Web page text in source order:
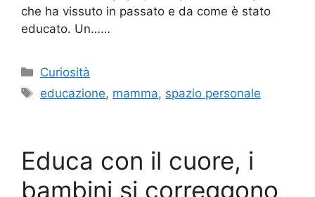
che ha vissuto in passato e da come è stato
educato. Un……
Categorie
Curiosità
Tag
educazione, mamma, spazio personale
Educa con il cuore, i
bambini si correggono